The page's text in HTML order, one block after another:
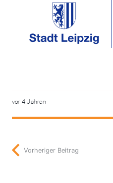
vor 4 Jahren
Vorheriger Beitrag